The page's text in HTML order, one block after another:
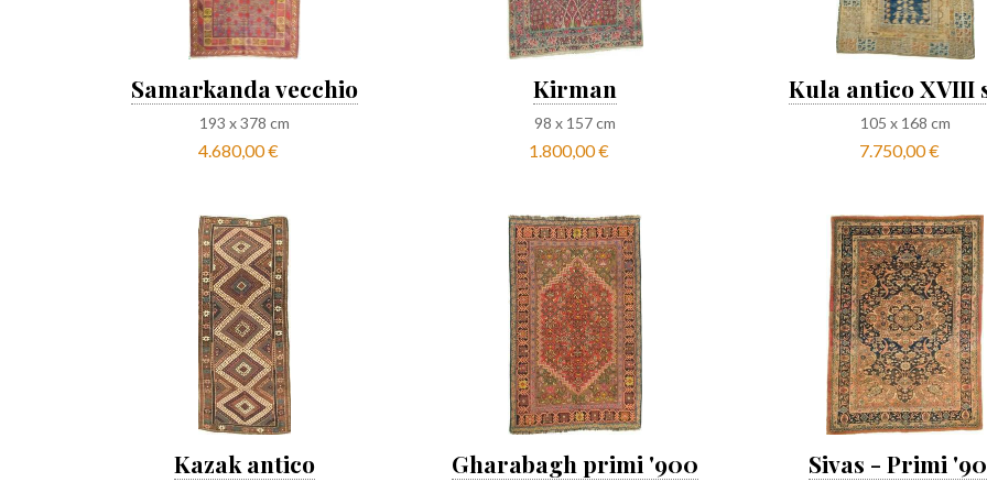
Samarkanda vecchio
193 x378 cm
4.680,00 €
Kirman
98 x 157cm
1.800,00 €
Kula antico XVIII
105 x 168 cm
7.750,00 €
Kazak antico Gharabagh primi '900 Sivas - Primi